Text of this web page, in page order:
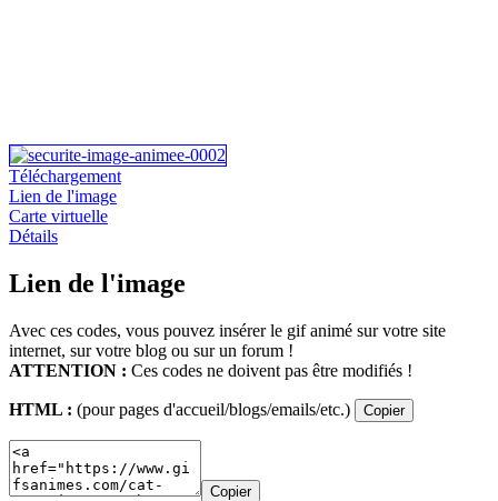
Téléchargement
Lien de l'image
Carte virtuelle
Détails
Lien de l'image
Avec ces codes, vous pouvez insérer le gif animé sur votre site
internet, sur votre blog ou sur un forum !
ATTENTION : Ces codes ne doivent pas être modifiés !
HTML : (pour pages d'accueil/blogs/emails/etc.) Copier
Copier